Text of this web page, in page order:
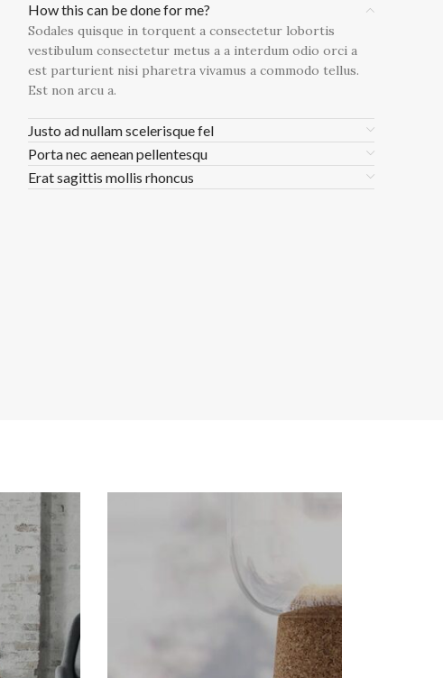
How this can be done for me?
Sodales quisque in torquent a consectetur lobortis
vestibulum consectetur metus a a interdum odio orci a
est parturient nisi pharetra vivamus a commodo tellus.
Est non arcu a.
Justo ad nullam scelerisque fel
Porta nec aenean pellentesqu
Erat sagittis mollis rhoncus